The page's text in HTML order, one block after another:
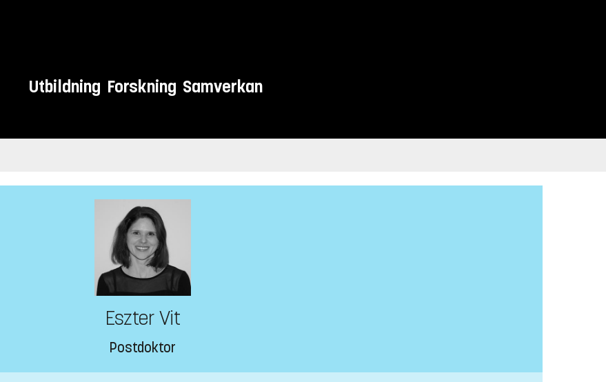
Utbildning Forskning Samverkan
Eszter Vit
Postdoktor